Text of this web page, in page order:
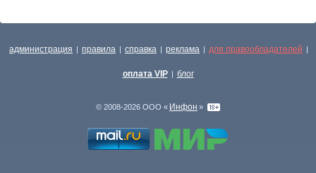
администрация | правила | справка | реклама | для правообладателей |
оплата VIP | блог
© 2008-2026 ООО « Инфон »